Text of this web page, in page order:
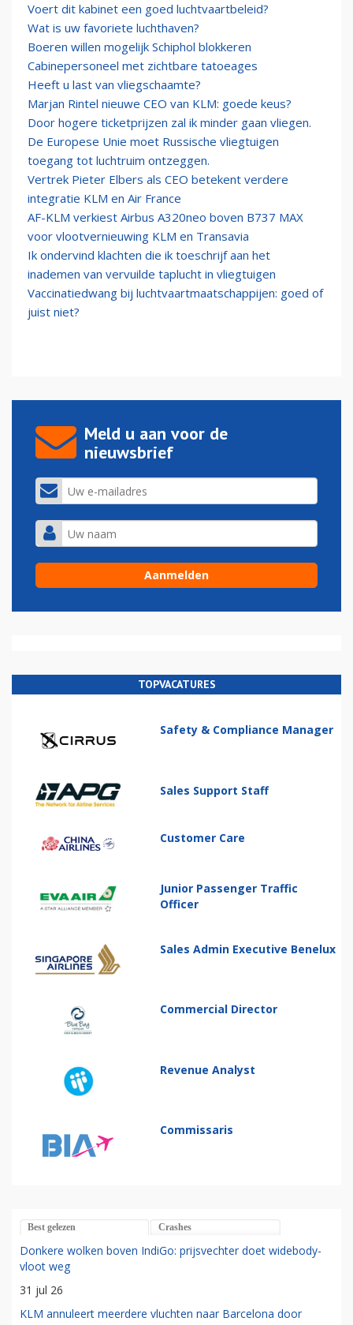
Voert dit kabinet een goed luchtvaartbeleid?
Wat is uw favoriete luchthaven?
Boeren willen mogelijk Schiphol blokkeren
Cabinepersoneel met zichtbare tatoeages
Heeft u last van vliegschaamte?
Marjan Rintel nieuwe CEO van KLM: goede keus?
Door hogere ticketprijzen zal ik minder gaan vliegen.
De Europese Unie moet Russische vliegtuigen
toegang tot luchtruim ontzeggen.
Vertrek Pieter Elbers als CEO betekent verdere
integratie KLM en Air France
AF-KLM verkiest Airbus A320neo boven B737 MAX
voor vlootvernieuwing KLM en Transavia
Ik ondervind klachten die ik toeschrijf aan het
inademen van vervuilde taplucht in vliegtuigen
Vaccinatiedwang bij luchtvaartmaatschappijen: goed of
juist niet?
Meld u aan voor de
nieuwsbrief
TOPVACATURES
Safety & Compliance Manager
Sales Support Staff
Customer Care
Junior Passenger Traffic
Officer
Sales Admin Executive Benelux
Commercial Director
Revenue Analyst
Commissaris
Best gelezen Crashes
Donkere wolken boven IndiGo: prijsvechter doet widebody-
vloot weg
31 jul 26
KLM annuleert meerdere vluchten naar Barcelona door